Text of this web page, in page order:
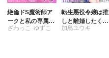
絶倫ドS魔術師ア
ークと私の専属契
約書【豪華版】
ざわっこ ゆずこ
転生悪役令嬢は推
しと離婚したくな
い 旦那様は夫婦
加鳥ユウキ